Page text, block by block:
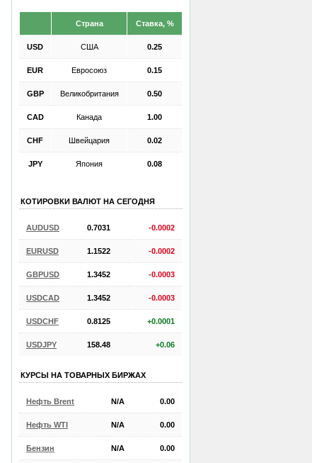
Страна Ставка, %
USD США 0.25
EUR Евросоюз 0.15
GBP Великобритания 0.50
CAD Канада 1.00
CHF Швейцария 0.02
JPY Япония 0.08
КОТИРОВКИ ВАЛЮТ НА СЕГОДНЯ
AUDUSD 0.7031 -0.0002
EURUSD 1.1522 -0.0002
GBPUSD 1.3452 -0.0003
USDCAD 1.3452 -0.0003
USDCHF 0.8125 +0.0001
USDJPY 158.48 +0.06
КУРСЫ НА ТОВАРНЫХ БИРЖАХ
Нефть Brent N/A 0.00
Нефть WTI N/A 0.00
Бензин N/A 0.00